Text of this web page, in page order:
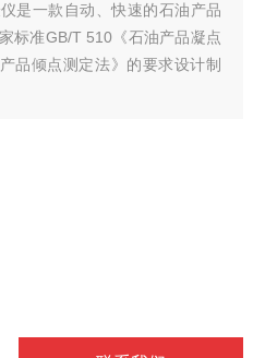
是一款自动、快速的石油产品
标准GB/T 510《石油产品凝点
品倾点测定法》的要求设计制